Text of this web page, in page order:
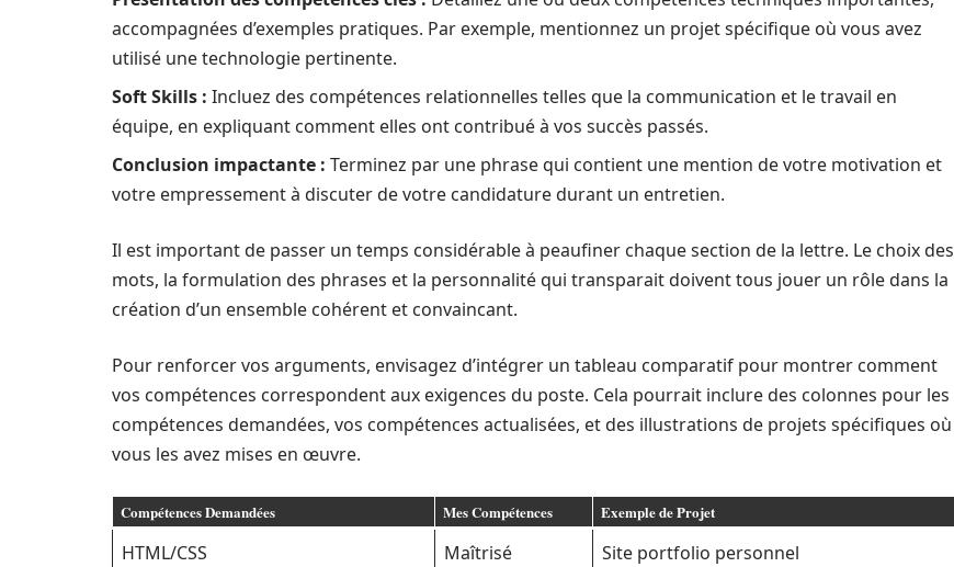
accompagnées d’exemples pratiques. Par exemple, mentionnez un projet spécifique où vous avez
utilisé une technologie pertinente.
Soft Skills : Incluez des compétences relationnelles telles que la communication et le travail en
équipe, en expliquant comment elles ont contribué à vos succès passés.
Conclusion impactante : Terminez par une phrase qui contient une mention de votre motivation et
votre empressement à discuter de votre candidature durant un entretien.
Il est important de passer un temps considérable à peaufiner chaque section de la lettre. Le choix des
mots, la formulation des phrases et la personnalité qui transparait doivent tous jouer un rôle dans la
création d’un ensemble cohérent et convaincant.
Pour renforcer vos arguments, envisagez d’intégrer un tableau comparatif pour montrer comment
vos compétences correspondent aux exigences du poste. Cela pourrait inclure des colonnes pour les
compétences demandées, vos compétences actualisées, et des illustrations de projets spécifiques où
vous les avez mises en œuvre.
Compétences Demandées Mes Compétences Exemple de Projet
HTML/CSS Maîtrisé
Site portfolio personnel